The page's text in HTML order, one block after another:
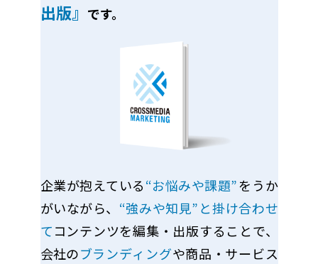
出版』 です。
企業が抱えている“お悩みや課題”をうか
がいながら、 “強みや知見”と掛け合わせ
てコンテンツを編集・出版することで、
会社のブランディングや商品・サービス